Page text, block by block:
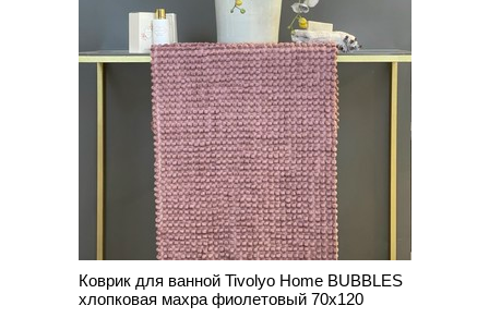
Коврик для ванной Tivolyo Home BUBBLES
хлопковая махра фиолетовый 70х120